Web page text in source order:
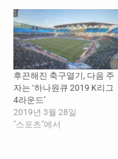
종로구 KT 광화문 빌딩 웨스
트 온마당에서 열린다. 이번
명단 발표는 팬들과 함께하
는 대규모 오프라인 이벤트
와 연계하여 축제 형식으로
꾸며질 예정이다. 명단 발
표…
후끈해진 축구열기, 다음 주
자는 ‘하나원큐 2019 K리그
4라운드’
2019년 3월 28일
"스포츠"에서